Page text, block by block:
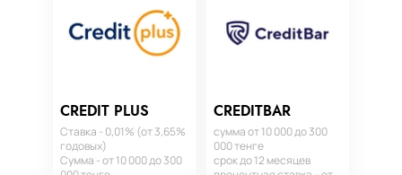
CREDIT PLUS
Ставка - 0,01% (от 3,65%
годовых)
Сумма - от 10 000 до 300
CREDITBAR
сумма от 10 000 до 300
000 тенге
срок до 12 месяцев